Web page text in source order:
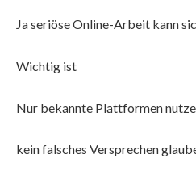
Ja seriöse Online-Arbeit kann
Wichtig ist
Nur bekannte Plattformen
kein falsches Versprechen